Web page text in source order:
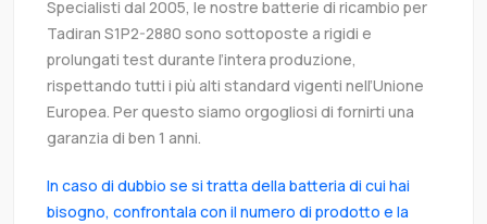
Specialisti dal 2005, le nostre batterie di ricambio per
Tadiran S1P2-2880 sono sottoposte a rigidi e
prolungati test durante l’intera produzione,
rispettando tutti i più alti standard vigenti nell’Unione
Europea. Per questo siamo orgogliosi di fornirti una
garanzia di ben 1 anni.
In caso di dubbio se si tratta della batteria di cui hai
bisogno, confrontala con il numero di prodotto e la